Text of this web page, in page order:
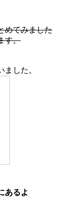
てみました
す。
した。
あるよ